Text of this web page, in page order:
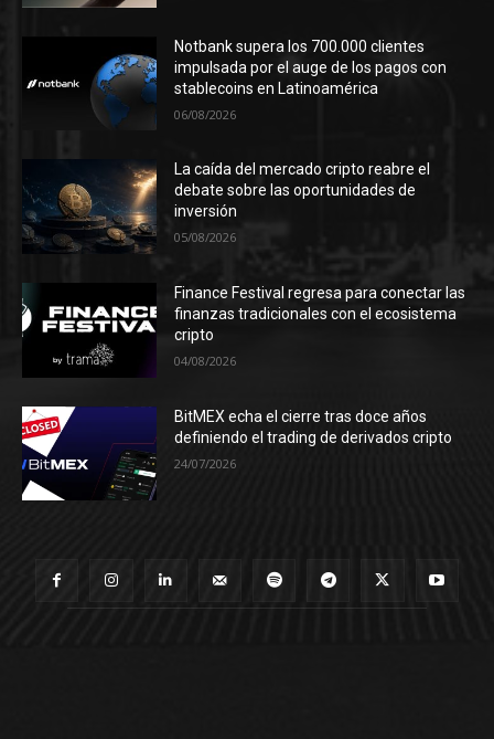
Notbank supera los 700.000 clientes
impulsada por el auge de los pagos con
stablecoins en Latinoamérica
06/08/2026
La caída del mercado cripto reabre el
debate sobre las oportunidades de
inversión
05/08/2026
Finance Festival regresa para conectar las
finanzas tradicionales con el ecosistema
cripto
04/08/2026
BitMEX echa el cierre tras doce años
definiendo el trading de derivados cripto
24/07/2026